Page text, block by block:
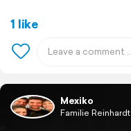
1 like
Mexiko
Familie Reinhardt